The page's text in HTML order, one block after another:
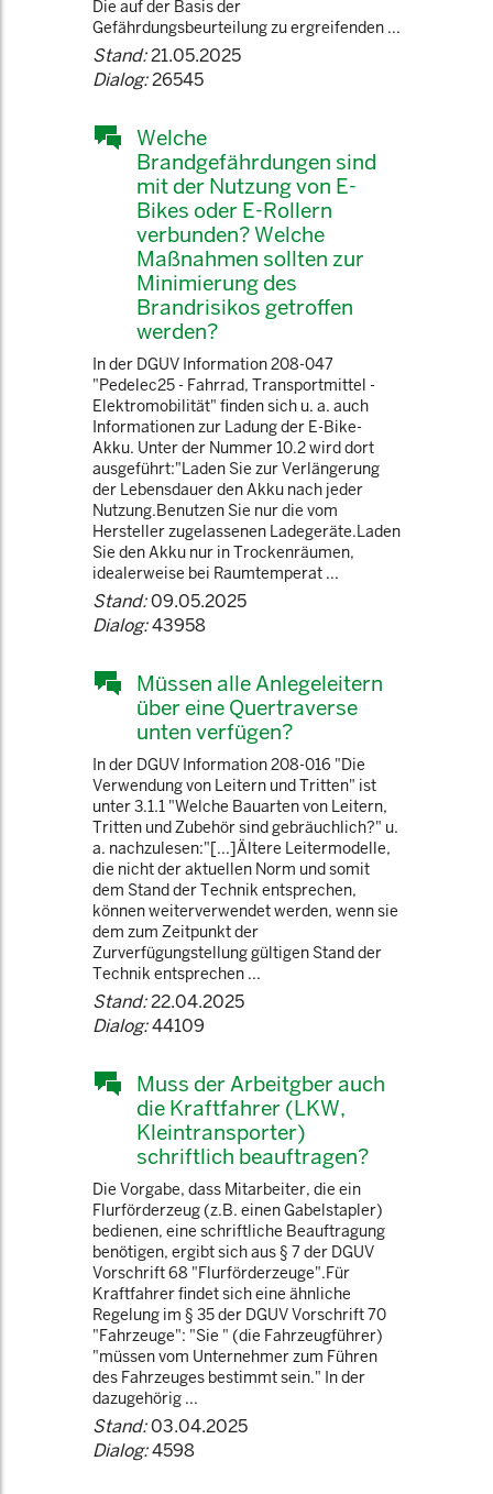
Die auf der Basis der
Gefährdungsbeurteilung zu ergreifenden ...
Stand:21.05.2025
Dialog:26545
Welche
Brandgefährdungen sind
mit der Nutzung von E-
Bikes oder E-Rollern
verbunden? Welche
Maßnahmen sollten zur
Minimierung des
Brandrisikos getroffen
werden?
In der DGUV Information 208-047
"Pedelec25 - Fahrrad, Transportmittel -
Elektromobilität" finden sich u. a. auch
Informationen zur Ladung der E-Bike-
Akku. Unter der Nummer 10.2 wird dort
ausgeführt:"Laden Sie zur Verlängerung
der Lebensdauer den Akku nach jeder
Nutzung.Benutzen Sie nur die vom
Hersteller zugelassenen Ladegeräte.Laden
Sie den Akku nur in Trockenräumen,
idealerweise bei Raumtemperat ...
Stand:09.05.2025
Dialog:43958
Müssen alle Anlegeleitern
über eine Quertraverse
unten verfügen?
In der DGUV Information 208-016 "Die
Verwendung von Leitern und Tritten" ist
unter 3.1.1 "Welche Bauarten von Leitern,
Tritten und Zubehör sind gebräuchlich?" u.
a. nachzulesen:"[...]Ältere Leitermodelle,
die nicht der aktuellen Norm und somit
dem Stand der Technik entsprechen,
können weiterverwendet werden, wenn sie
dem zum Zeitpunkt der
Zurverfügungstellung gültigen Stand der
Technik entsprechen ...
Stand:22.04.2025
Dialog:44109
Muss der Arbeitgber auch
die Kraftfahrer (LKW,
Kleintransporter)
schriftlich beauftragen?
Die Vorgabe, dass Mitarbeiter, die ein
Flurförderzeug (z.B. einen Gabelstapler)
bedienen, eine schriftliche Beauftragung
benötigen, ergibt sich aus § 7 der DGUV
Vorschrift 68 "Flurförderzeuge".Für
Kraftfahrer findet sich eine ähnliche
Regelung im § 35 der DGUV Vorschrift 70
"Fahrzeuge": "Sie " (die Fahrzeugführer)
"müssen vom Unternehmer zum Führen
des Fahrzeuges bestimmt sein." In der
dazugehörig ...
Stand:03.04.2025
Dialog:4598